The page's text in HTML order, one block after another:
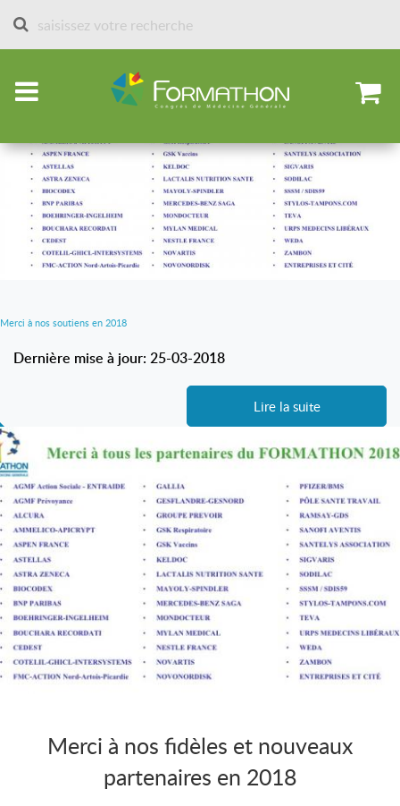
Accueil Partenaires et stands depuis 2013
Merci à nos soutiens en 2018
Dernière mise à jour: 25-03-2018
Lire la suite
Merci à nos fidèles et nouveaux
partenaires en 2018